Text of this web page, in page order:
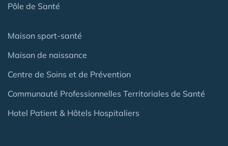
Pôle de Santé
Maison sport-santé
Maison de naissance
Centre de Soins et de Prévention
Communauté Professionnelles Territoriales de Santé
Hotel Patient & Hôtels Hospitaliers